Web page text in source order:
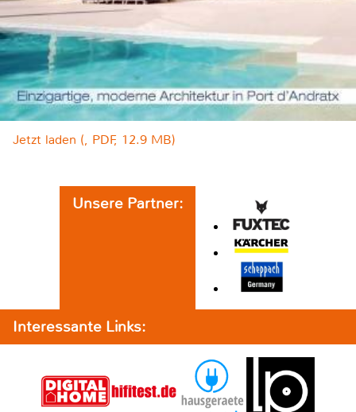
Jetzt laden (, PDF, 12.9 MB)
Unsere Partner:
Interessante Links: